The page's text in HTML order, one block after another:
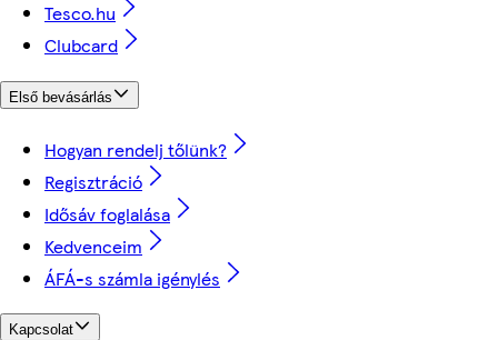
Tesco.hu
Clubcard
Első bevásárlás
Hogyan rendelj tőlünk?
Regisztráció
Idősáv foglalása
Kedvenceim
ÁFÁ-s számla igénylés
Kapcsolat